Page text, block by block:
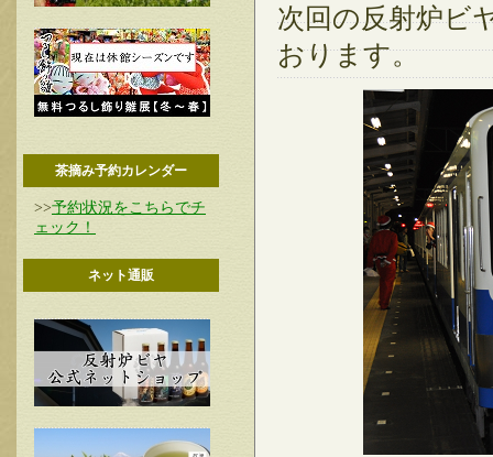
茶摘み予約カレンダー
>>予約状況をこちらでチ
ェック！
ネット通販
次回の反射炉ビ
おります。